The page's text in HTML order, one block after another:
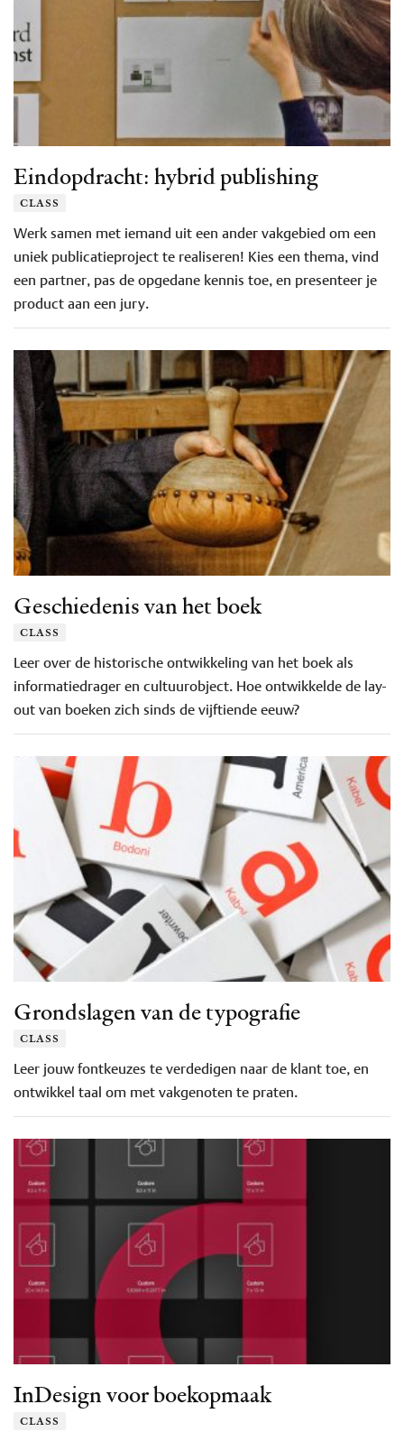
Eindopdracht: hybrid publishing
class
Werk samen met iemand uit een ander vakgebied om een
uniek publicatieproject te realiseren! Kies een thema, vind
een partner, pas de opgedane kennis toe, en presenteer je
product aan een jury.
Geschiedenis van het boek
class
Leer over de historische ontwikkeling van het boek als
informatiedrager en cultuurobject. Hoe ontwikkelde de lay-
out van boeken zich sinds de vijftiende eeuw?
Grondslagen van de typografie
class
Leer jouw fontkeuzes te verdedigen naar de klant toe, en
ontwikkel taal om met vakgenoten te praten.
InDesign voor boekopmaak
class